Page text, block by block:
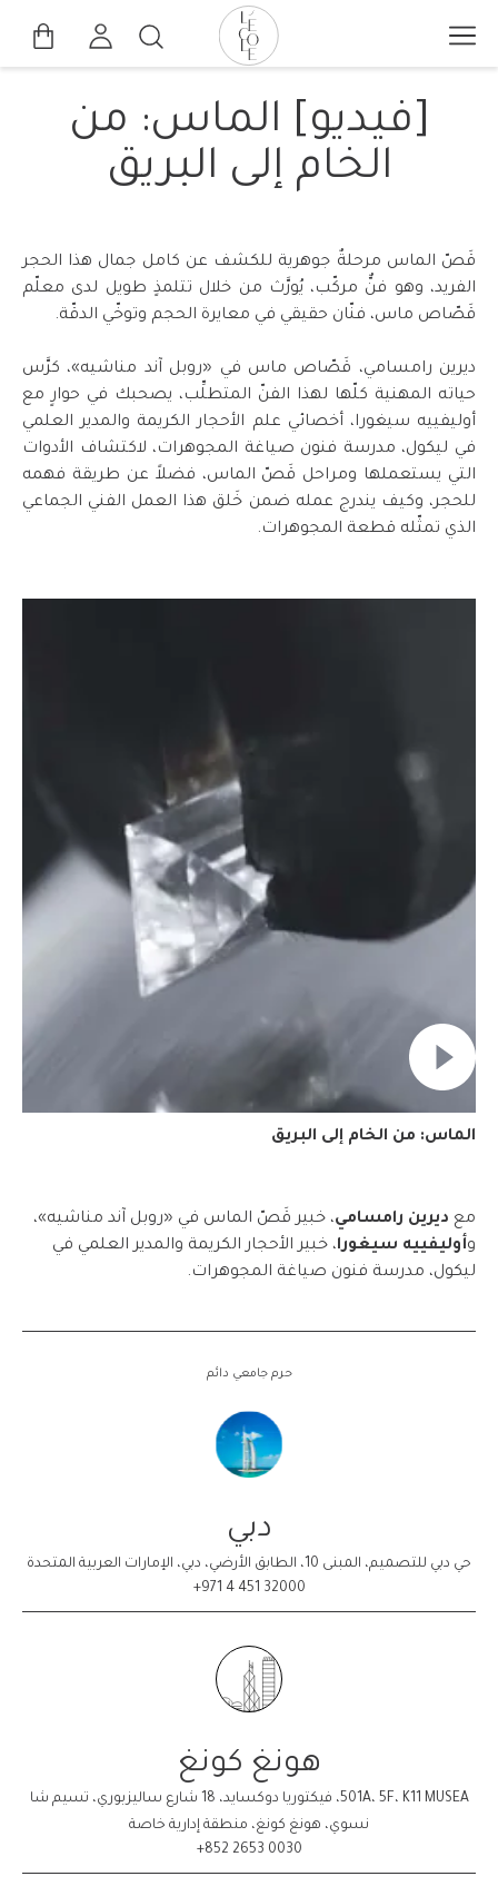
المحتوى
School
of
Jewelry
بحث
[فيديو] الماس: من
الخام إلى البريق
قَصّ الماس مرحلةٌ جوهرية للكشف عن كامل جمال هذا الحجر
الفريد، وهو فنٌّ مركّب، يُورَّث من خلال تتلمذٍ طويل لدى معلّم
قَصّاص ماس، فنّان حقيقي في معايرة الحجم وتوخّي الدقّة.
ديرين رامسامي، قَصّاص ماس في «روبل آند مناشيه»، كرَّس
حياته المهنية كلّها لهذا الفنّ المتطلِّب، يصحبك في حوارٍ مع
أوليفييه سيغورا، أخصائي علم الأحجار الكريمة والمدير العلمي
في ليكول، مدرسة فنون صياغة المجوهرات، لاكتشاف الأدوات
التي يستعملها ومراحل قَصّ الماس، فضلاً عن طريقة فهمه
للحجر، وكيف يندرج عمله ضمن خَلق هذا العمل الفني الجماعي
الذي تمثّله قطعة المجوهرات.
الماس: من الخام إلى البريق
مع ديرين رامسامي، خبير قَصّ الماس في «روبل آند مناشيه»،
وأوليفييه سيغورا، خبير الأحجار الكريمة والمدير العلمي في
ليكول، مدرسة فنون صياغة المجوهرات.
حرم جامعي دائم
دبي
حي دبي للتصميم، المبنى 10، الطابق الأرضي، دبي، الإمارات العربية المتحدة
32000 451 4 971+
هونغ كونغ
501A، 5F، K11 MUSEA، فيكتوريا دوكسايد، 18 شارع ساليزبوري، تسيم شا
نسوي، هونغ كونغ، منطقة إدارية خاصة
0030 2653 852+